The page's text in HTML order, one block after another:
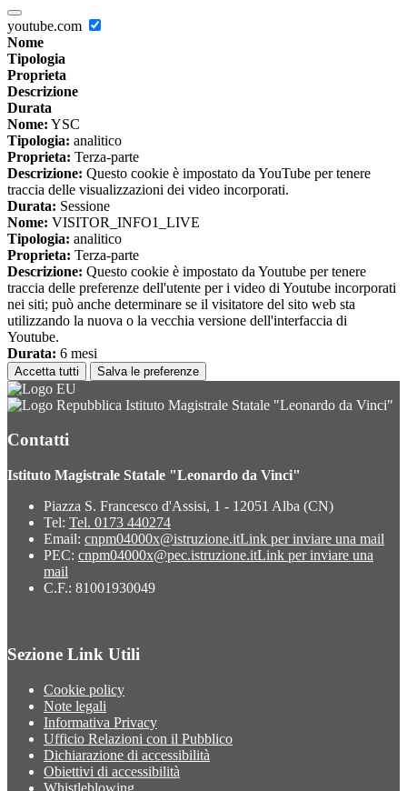
youtube.com
Nome
Tipologia
Proprieta
Descrizione
Durata
Nome: YSC
Tipologia: analitico
Proprieta: Terza-parte
Descrizione: Questo cookie è impostato da YouTube per tenere
traccia delle visualizzazioni dei video incorporati.
Durata: Sessione
Nome: VISITOR_INFO1_LIVE
Tipologia: analitico
Proprieta: Terza-parte
Descrizione: Questo cookie è impostato da Youtube per tenere
traccia delle preferenze dell'utente per i video di Youtube incorporati
nei siti; può anche determinare se il visitatore del sito web sta
utilizzando la nuova o la vecchia versione dell'interfaccia di
Youtube.
Durata: 6 mesi
Accetta tutti Salva le preferenze
Istituto Magistrale Statale "Leonardo da Vinci"
Contatti
Istituto Magistrale Statale "Leonardo da Vinci"
Piazza S. Francesco d'Assisi, 1 - 12051 Alba (CN)
Tel: Tel. 0173 440274
Email: cnpm04000x@istruzione.itLink per inviare una mail
PEC: cnpm04000x@pec.istruzione.itLink per inviare una
mail
C.F.: 81001930049
Sezione Link Utili
Cookie policy
Note legali
Informativa Privacy
Ufficio Relazioni con il Pubblico
Dichiarazione di accessibilità
Obiettivi di accessibilità
Whistleblowing